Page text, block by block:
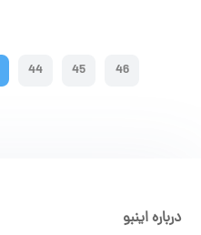
44 45 46
درباره اینبو